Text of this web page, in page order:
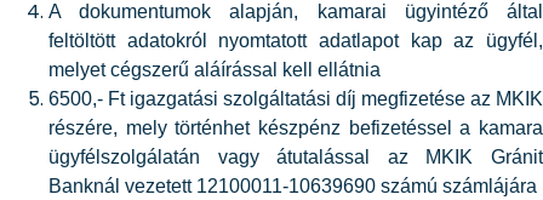
A dokumentumok alapján, kamarai ügyintéző által
feltöltött adatokról nyomtatott adatlapot kap az ügyfél,
melyet cégszerű aláírással kell ellátnia
6500,- Ft igazgatási szolgáltatási díj megfizetése az MKIK
részére, mely történhet készpénz befizetéssel a kamara
ügyfélszolgálatán vagy átutalással az MKIK Gránit
Banknál vezetett 12100011-10639690 számú számlájára